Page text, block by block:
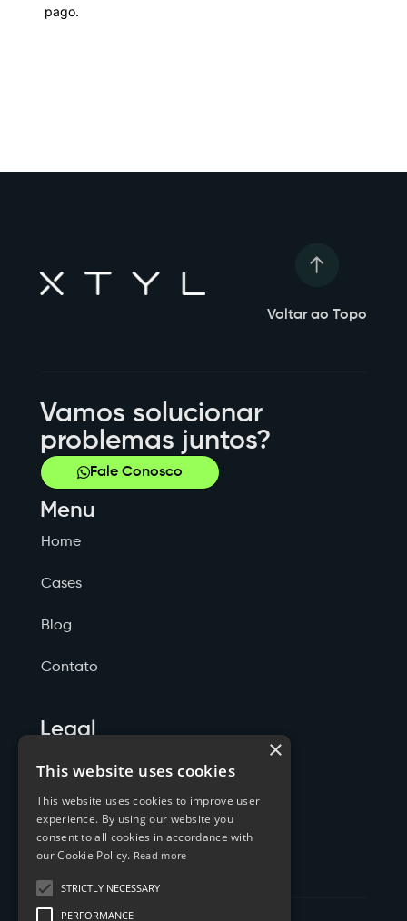
pago.
Voltar ao Topo
Vamos solucionar
problemas juntos?
Fale Conosco
Menu
Home
Cases
Blog
Contato
Legal
Termos de Serviço
Cookies
×
This website uses cookies
This website uses cookies to improve user
experience. By using our website you
consent to all cookies in accordance with
our Cookie Policy. Read more
STRICTLY NECESSARY
PERFORMANCE